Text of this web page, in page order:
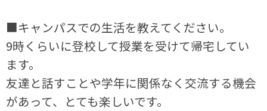
■キャンパスでの生活を教えてください。
9時くらいに登校して授業を受けて帰宅してい
ます。
友達と話すことや学年に関係なく交流する機会
があって、とても楽しいです。